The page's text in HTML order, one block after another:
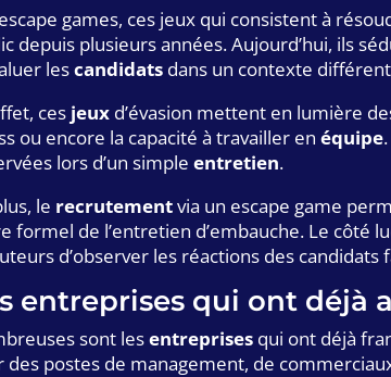
games, ces jeux qui consistent à
depuis plusieurs années. Aujourd’hui, ils
lescandidats dans un contexte
ces jeux d’évasion mettent en lumière
ou encore la capacité à travailler enéquipe
lors d’un simpleentretien.
le recrutementvia un escape game
formel de l’entretien d’embauche. Le côté
d’observer les réactions des
entreprises qui ont déjà
sont lesentreprises qui ont déjà
des postes de management, de